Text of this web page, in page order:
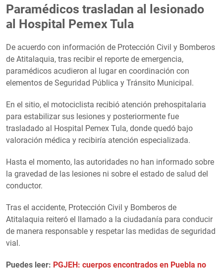
Paramédicos trasladan al lesionado
al Hospital Pemex Tula
De acuerdo con información de Protección Civil y Bomberos
de Atitalaquia, tras recibir el reporte de emergencia,
paramédicos acudieron al lugar en coordinación con
elementos de Seguridad Pública y Tránsito Municipal.
En el sitio, el motociclista recibió atención prehospitalaria
para estabilizar sus lesiones y posteriormente fue
trasladado al Hospital Pemex Tula, donde quedó bajo
valoración médica y recibiría atención especializada.
Hasta el momento, las autoridades no han informado sobre
la gravedad de las lesiones ni sobre el estado de salud del
conductor.
Tras el accidente, Protección Civil y Bomberos de
Atitalaquia reiteró el llamado a la ciudadanía para conducir
de manera responsable y respetar las medidas de seguridad
vial.
Puedes leer: PGJEH: cuerpos encontrados en Puebla no